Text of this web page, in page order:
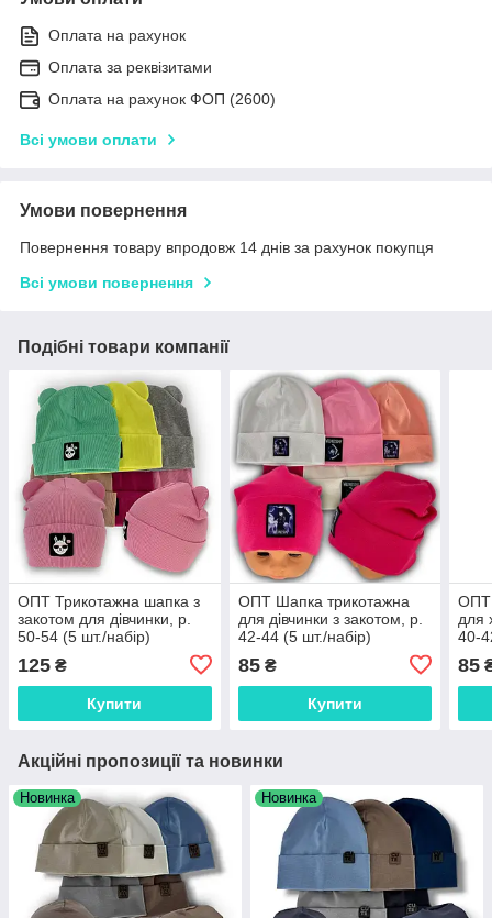
Оплата на рахунок
Оплата за реквізитами
Оплата на рахунок ФОП (2600)
Всі умови оплати
Умови повернення
Повернення товару впродовж 14 днів за рахунок покупця
Всі умови повернення
Подібні товари компанії
ОПТ Трикотажна шапка з
закотом для дівчинки, р.
50-54 (5 шт./набір)
125 ₴
Купити
ОПТ Шапка трикотажна
для дівчинки з закотом, р.
42-44 (5 шт./набір)
85₴
Купити
ОПТ
для
40-
85
Акційні пропозиції та новинки
Новинка Новинка